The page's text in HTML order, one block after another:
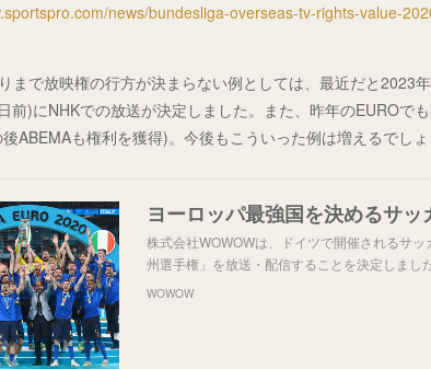
news/bundesliga-overseas-tv-rights-value-
まで放映権の行方が決まらない例としては、最近だと2023
前)にNHKでの放送が決定しました。また、昨年のEUROで
ABEMAも権利を獲得)。今後もこういった例は増えるでしょ
株式会社WOWOWは、ドイツで開催されるサ
州選手権」を放送・配信することを決定しまし
WOWOW